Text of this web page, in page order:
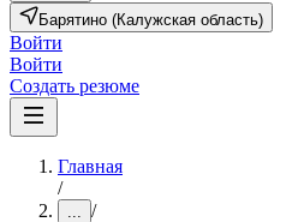
Барятино (Калужская область)
Войти
Войти
Создать резюме
Главная
/
... /